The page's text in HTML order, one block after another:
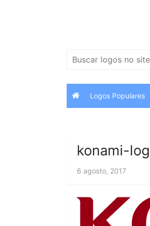
Pesquisar
Logos Populares
konami-
6 agosto, 2017